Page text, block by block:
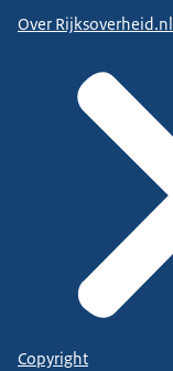
Over Rijksoverheid.nl
Copyright